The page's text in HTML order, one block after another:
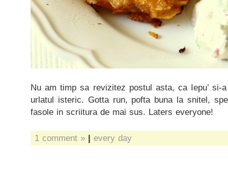
Nu am timp sa revizitez postul asta, ca Iepu’ si-
urlatul isteric. Gotta run, pofta buna la snitel,
fasole in scriitura de mai sus. Laters everyone!
1 comment » | every day